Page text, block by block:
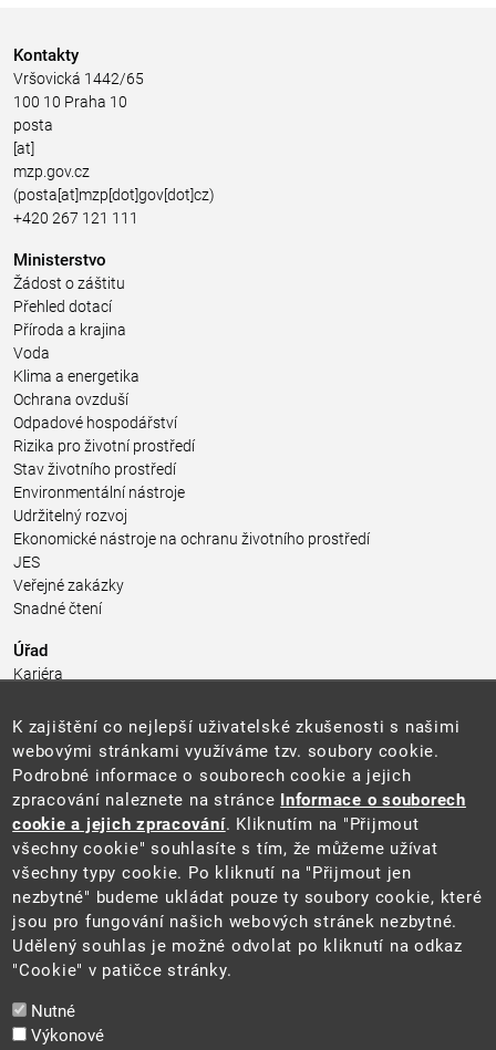
Kontakty
Vršovická 1442/65
100 10 Praha 10
posta
[at]
mzp.gov.cz
(posta[at]mzp[dot]gov[dot]cz)
+420 267 121 111
Ministerstvo
Žádost o záštitu
Přehled dotací
Příroda a krajina
Voda
Klima a energetika
Ochrana ovzduší
Odpadové hospodářství
Rizika pro životní prostředí
Stav životního prostředí
Environmentální nástroje
Udržitelný rozvoj
Ekonomické nástroje na ochranu životního prostředí
JES
Veřejné zakázky
Snadné čtení
Úřad
Kariéra
Pro média a veřejnost
Povinně zveřejňované informace
Kontakty
Přistupnost budovy úřadu MŽP
(PDF, 204 kB)
Web
Aktuality
Ochrana osobních údajů
Prohlášení o přístupnosti
Zásady používání cookies
Mapa webu
K zajištění co nejlepší uživatelské zkušenosti s našimi
webovými stránkami využíváme tzv. soubory cookie.
Podrobné informace o souborech cookie a jejich
zpracování naleznete na stránce Informace o souborech
cookie a jejich zpracování. Kliknutím na "Přijmout
všechny cookie" souhlasíte s tím, že můžeme užívat
všechny typy cookie. Po kliknutí na "Přijmout jen
nezbytné" budeme ukládat pouze ty soubory cookie, které
jsou pro fungování našich webových stránek nezbytné.
Udělený souhlas je možné odvolat po kliknutí na odkaz
"Cookie" v patičce stránky.
Nutné
Výkonové